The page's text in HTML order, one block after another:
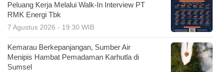
Peluang Kerja Melalui Walk-In Interview PT
RMK Energi Tbk
7 Agustus 2026 - 19:30 WIB
Kemarau Berkepanjangan, Sumber Air
Menipis Hambat Pemadaman Karhutla di
Sumsel